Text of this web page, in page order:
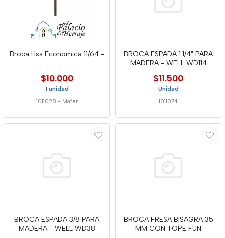
Broca Hss Economica 11/64 -
$10.000
1 unidad
1011028 - Mafer
BROCA ESPADA 1.1/4" PARA
MADERA - WELL WD114
$11.500
Unidad
1011074
BROCA ESPADA 3/8 PARA
MADERA - WELL WD38
BROCA FRESA BISAGRA 35
MM CON TOPE FUN